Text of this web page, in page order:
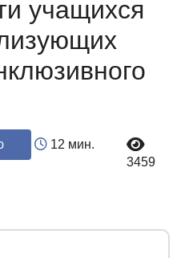
учащихся
12 мин.
3459